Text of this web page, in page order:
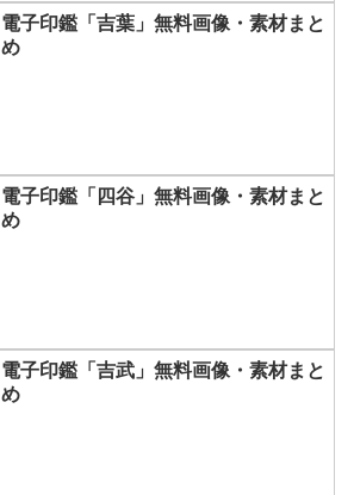
電子印鑑「吉葉」無料画像・素材まと
め
電子印鑑「四谷」無料画像・素材まと
め
電子印鑑「吉武」無料画像・素材まと
め